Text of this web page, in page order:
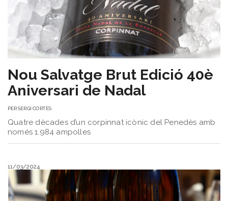
del
Vi
Turisme
ne
més
i
Cellers
Receptes
Vídeos
Gastronomia
Opinió
Nou Salvatge Brut Edició 40è
Aniversari de Nadal
PERSERGI CORTÉS
Quatre dècades d’un corpinnat icònic del Penedès amb
només 1.984 ampolles
11/03/2024